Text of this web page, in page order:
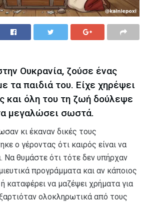
Ουκρανία, ζούσε ένας
τα παιδιά του. Είχε χηρέψει
και όλη του τη ζωή δούλεψε
μεγαλώσει σωστά.
κι έκαναν δικές τους
ο γέροντας ότι καιρός είναι να
Να θυμάστε ότι τότε δεν υπήρχαν
προγράμματα και αν κάποιος
καταφέρει να μαζέψει χρήματα για
ολοκληρωτικά από τους